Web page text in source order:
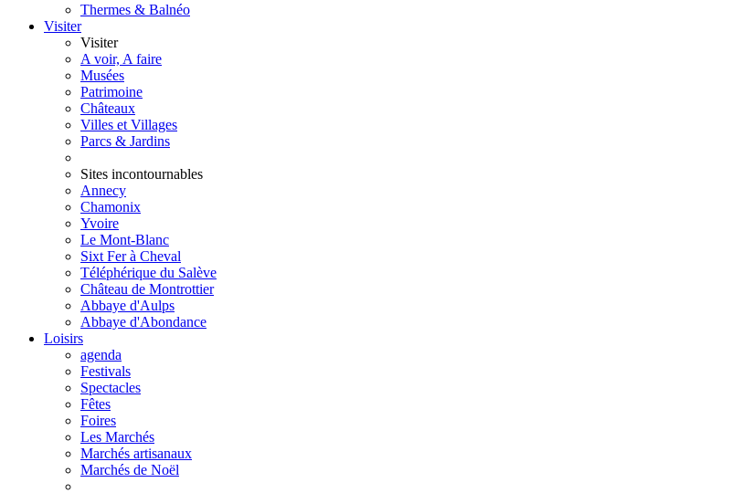
Thermes & Balnéo
Visiter
Visiter
A voir, A faire
Musées
Patrimoine
Châteaux
Villes et Villages
Parcs & Jardins
Sites incontournables
Annecy
Chamonix
Yvoire
Le Mont-Blanc
Sixt Fer à Cheval
Téléphérique du Salève
Château de Montrottier
Abbaye d'Aulps
Abbaye d'Abondance
Loisirs
agenda
Festivals
Spectacles
Fêtes
Foires
Les Marchés
Marchés artisanaux
Marchés de Noël